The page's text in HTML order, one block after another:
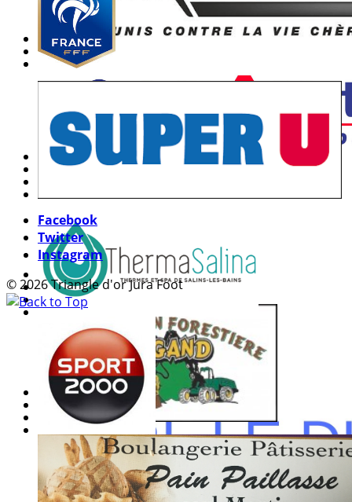
Facebook
Twitter
Instagram
© 2026 Triangle d'or Jura Foot